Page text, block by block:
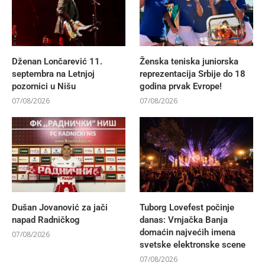
Dženan Lončarević 11.
septembra na Letnjoj
pozornici u Nišu
07/08/2026
Ženska teniska juniorska
reprezentacija Srbije do 18
godina prvak Evrope!
07/08/2026
Dušan Jovanović za jači
napad Radničkog
07/08/2026
Tuborg Lovefest počinje
danas: Vrnjačka Banja
domaćin najvećih imena
svetske elektronske scene
07/08/2026